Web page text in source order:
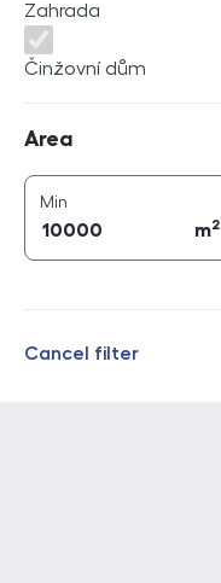
Zahrada
Činžovní dům
Area
Min
m2
Cancel filter